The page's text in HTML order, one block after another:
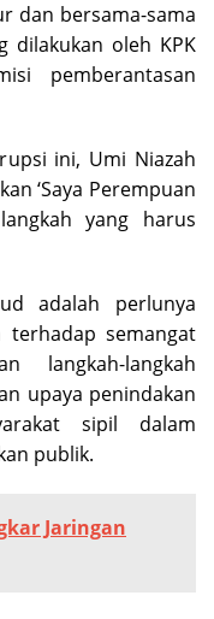
dan bersama-sama
dilakukan oleh KPK
pemberantasan
ini, Umi Niazah
‘Saya Perempuan
yang harus
adalah perlunya
terhadap semangat
langkah-langkah
upaya penindakan
sipil dalam
publik.
Jaringan